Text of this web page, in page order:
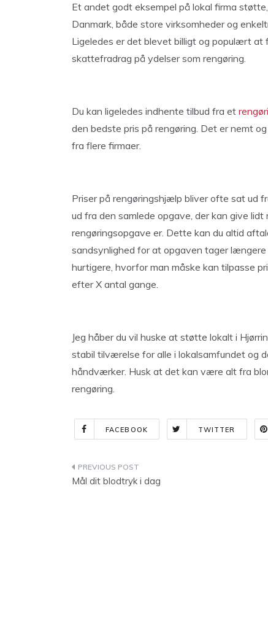
Et andet godt eksempel på lokal firma
Danmark, både store virksomheder og
Ligeledes er det blevet billigt og populært
skattefradrag på ydelser som rengøring.
Du kan ligeledes indhente tilbud fra et
den bedste pris på rengøring. Det er nemt
fra flere firmaer.
Priser på rengøringshjælp bliver ofte sat ud
ud fra den samlede opgave, der kan give
rengøringsopgave er. Dette kan du altid
sandsynlighed for at opgaven tager
hurtigere, hvorfor man måske kan tilpasse
efter X antal gange.
Jeg håber du vil huske at støtte lokalt i
stabil tilværelse for alle i lokalsamfundet og
håndværker. Husk at det kan være alt fra
rengøring.
FACEBOOK TWITTER
Indlægsnavigation
Mål dit blodtryk i dag